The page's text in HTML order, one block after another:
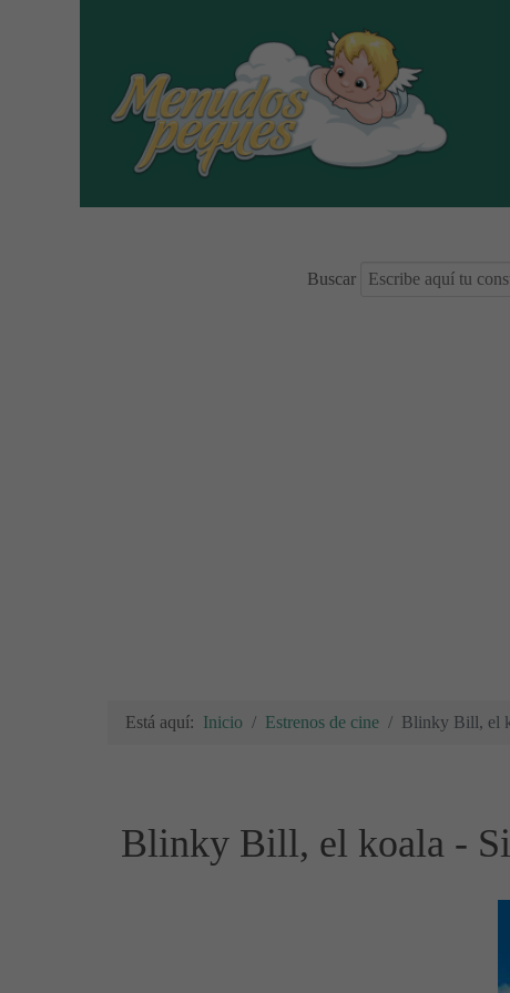
Buscar
Está aquí: Inicio Estrenos de cine Blinky Bill, el
Blinky Bill, el koala -